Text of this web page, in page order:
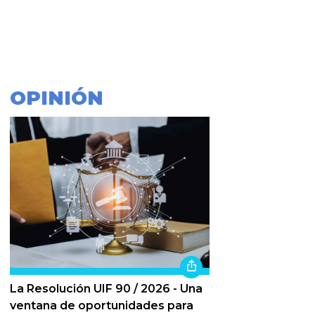
OPINIÓN
La Resolución UIF 90 / 2026 - Una
ventana de oportunidades para